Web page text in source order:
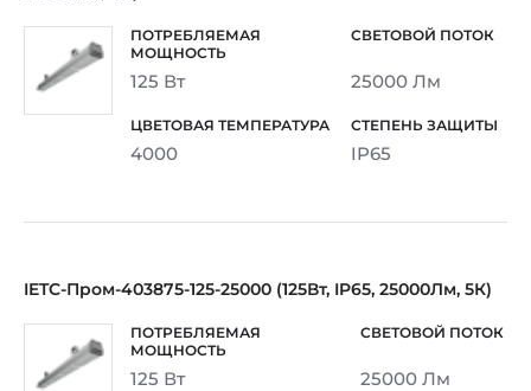
125 Вт 25000 Лм
4000 IP65
IETC-Пром-403875-125-25000 (125Вт, IP65, 25000Лм, 5К)
125 Вт 25000 Лм